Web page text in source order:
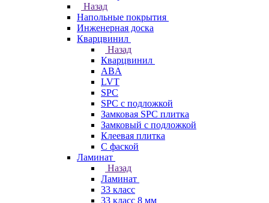
Назад
Напольные покрытия
Инженерная доска
Кварцвинил
Назад
Кварцвинил
ABA
LVT
SPC
SPC с подложкой
Замковая SPC плитка
Замковый с подложкой
Клеевая плитка
С фаской
Ламинат
Назад
Ламинат
33 класс
33 класс 8 мм